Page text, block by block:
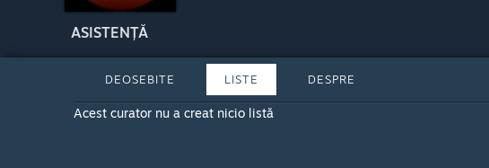
ASISTENȚĂ
DEOSEBITE LISTE DESPRE
Acest curator nu a creat nicio listă